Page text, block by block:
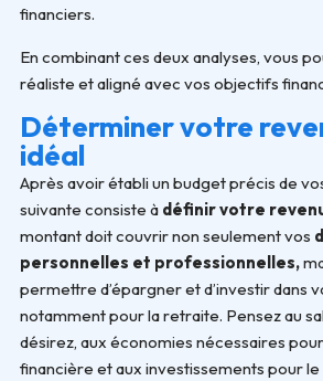
financiers.
En combinant ces deux analyses, vous
réaliste et aligné avec vos objectifs
Déterminer votre
idéal
Après avoir établi un budget précis de
suivante consiste àdéfinir votre
montant doit couvrir non seulement vos
personnelles et professionnelles,
permettre d’épargner et d’investir dans
notamment pour la retraite. Pensez au
désirez, aux économies nécessaires
financière et aux investissements pour